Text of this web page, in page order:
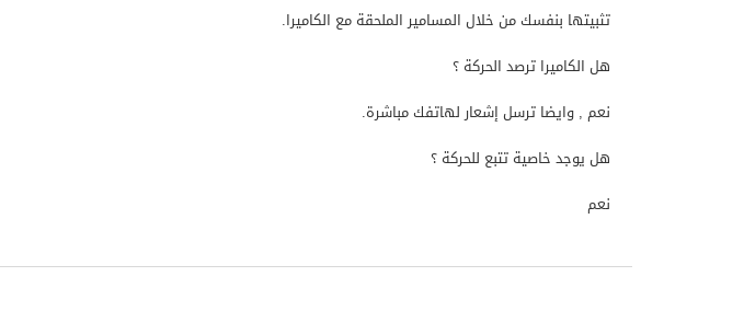
تثبيتها بنفسك من خلال المسامير الملحقة مع الكاميرا.
هل الكاميرا ترصد الحركة ؟
نعم , وايضا ترسل إشعار لهاتفك مباشرة.
هل يوجد خاصية تتبع للحركة ؟
نعم